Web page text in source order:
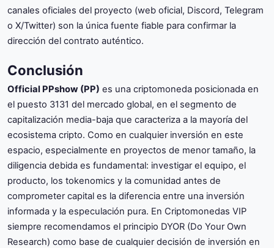
canales oficiales del proyecto (web oficial, Discord, Telegram
o X/Twitter) son la única fuente fiable para confirmar la
dirección del contrato auténtico.
Conclusión
Official PPshow (PP) es una criptomoneda posicionada en
el puesto 3131 del mercado global, en el segmento de
capitalización media-baja que caracteriza a la mayoría del
ecosistema cripto. Como en cualquier inversión en este
espacio, especialmente en proyectos de menor tamaño, la
diligencia debida es fundamental: investigar el equipo, el
producto, los tokenomics y la comunidad antes de
comprometer capital es la diferencia entre una inversión
informada y la especulación pura. En Criptomonedas VIP
siempre recomendamos el principio DYOR (Do Your Own
Research) como base de cualquier decisión de inversión en